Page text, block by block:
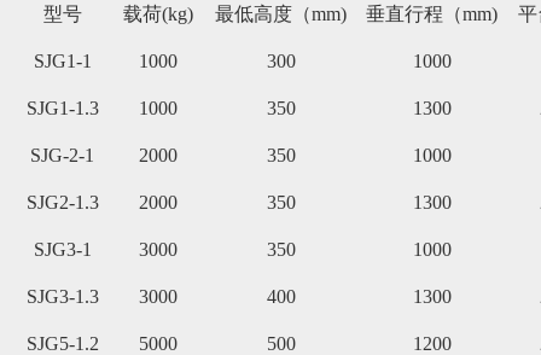
型号 载荷(kg) 最低高度（mm) 垂直行程（mm) 平
SJG1-1 1000 300 1000
SJG1-1.3 1000 350 1300
SJG-2-1 2000 350 1000
SJG2-1.3 2000 350 1300
SJG3-1 3000 350 1000
SJG3-1.3 3000 400 1300
SJG5-1.2 5000 500 1200